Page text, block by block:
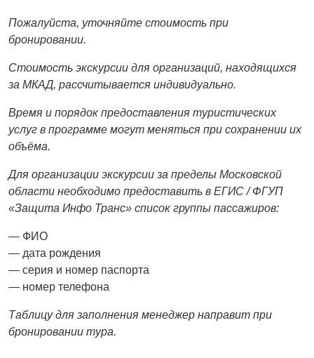
Пожалуйста, уточняйте стоимость при
бронировании.
Стоимость экскурсии для организаций, находящихся
за МКАД, рассчитывается индивидуально.
Время и порядок предоставления туристических
услуг в программе могут меняться при сохранении их
объёма.
Для организации экскурсии за пределы Московской
области необходимо предоставить в ЕГИС / ФГУП
«Защита Инфо Транс» список группы пассажиров:
— ФИО
— дата рождения
— серия и номер паспорта
— номер телефона
Таблицу для заполнения менеджер направит при
бронировании тура.